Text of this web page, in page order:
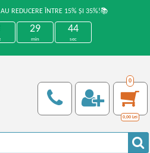
REDUCERE ÎNTRE 15% ȘI 35%!📚
29
min
44
sec
0
0,00 Lei